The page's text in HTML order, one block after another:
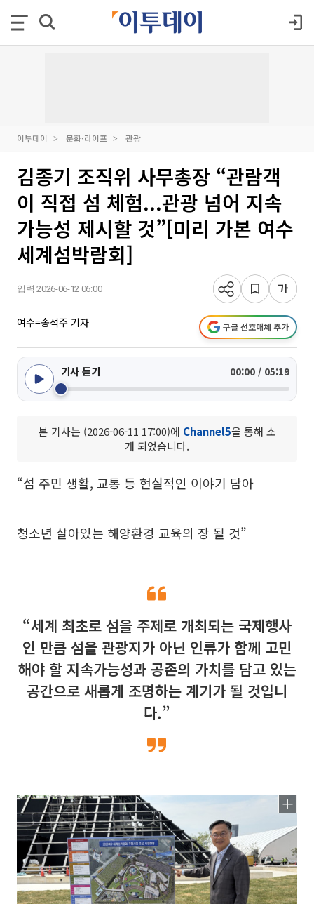
이투데이 문화·라이프 관광
김종기 조직위 사무총장 “관람객
이 직접 섬 체험...관광 넘어 지속
가능성 제시할 것”[미리 가본 여수
세계섬박람회]
입력 2026-06-12 06:00
여수=송석주 기자 구글 선호매체 추가
기사 듣기 00:00 / 05:19
본 기사는 (2026-06-11 17:00)에 Channel5을 통해 소
개 되었습니다.
“섬 주민 생활, 교통 등 현실적인 이야기 담아
청소년 살아있는 해양환경 교육의 장 될 것”
“세계 최초로 섬을 주제로 개최되는 국제행사
인 만큼 섬을 관광지가 아닌 인류가 함께 고민
해야 할 지속가능성과 공존의 가치를 담고 있는
공간으로 새롭게 조명하는 계기가 될 것입니
다.”